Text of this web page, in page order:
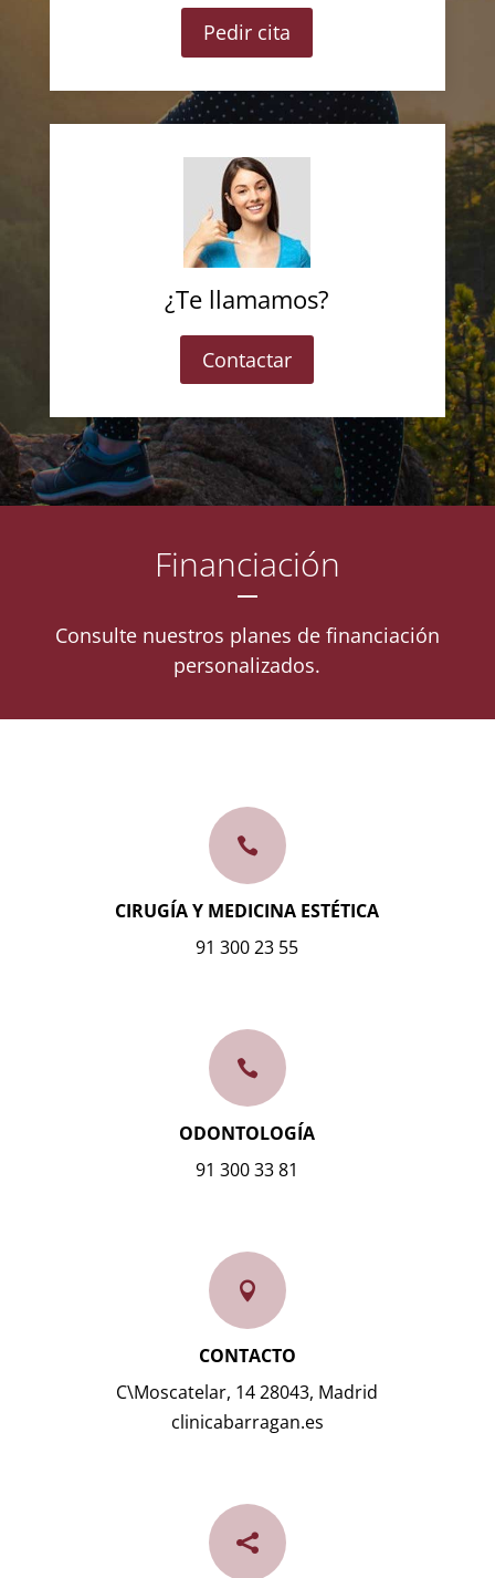
Pedir cita
¿Te llamamos?
Contactar
Financiación
Consulte nuestros planes de financiación
personalizados.

CIRUGÍA Y MEDICINA ESTÉTICA
91 300 23 55

ODONTOLOGÍA
91 300 33 81

CONTACTO
C\Moscatelar, 14 28043, Madrid
clinicabarragan.es
